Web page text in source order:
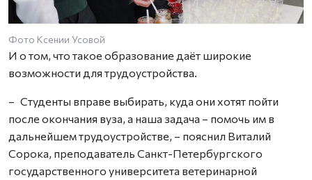
Фото Ксении Усовой
И о том, что такое образование даёт широкие
возможности для трудоустройства.
– Студенты вправе выбирать, куда они хотят пойти
после окончания вуза, а наша задача – помочь им в
дальнейшем трудоустройстве, – пояснил Виталий
Сорока, преподаватель Санкт-Петербургского
государственного университета ветеринарной